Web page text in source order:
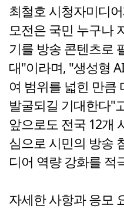
최철호 시청자미디
모전은 국민 누구나
기를 방송 콘텐츠로
대"이라며, "생성형
여 범위를 넓힌 만큼
발굴되길 기대한다"
앞으로도 전국 12개
심으로 시민의 방송
디어 역량 강화를 적
자세한 사항과 응모